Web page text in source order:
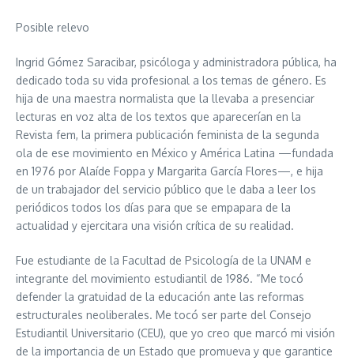
Posible relevo
Ingrid Gómez Saracibar, psicóloga y administradora pública, ha
dedicado toda su vida profesional a los temas de género. Es
hija de una maestra normalista que la llevaba a presenciar
lecturas en voz alta de los textos que aparecerían en la
Revista fem, la primera publicación feminista de la segunda
ola de ese movimiento en México y América Latina —fundada
en 1976 por Alaíde Foppa y Margarita García Flores—, e hija
de un trabajador del servicio público que le daba a leer los
periódicos todos los días para que se empapara de la
actualidad y ejercitara una visión crítica de su realidad.
Fue estudiante de la Facultad de Psicología de la UNAM e
integrante del movimiento estudiantil de 1986. “Me tocó
defender la gratuidad de la educación ante las reformas
estructurales neoliberales. Me tocó ser parte del Consejo
Estudiantil Universitario (CEU), que yo creo que marcó mi visión
de la importancia de un Estado que promueva y que garantice